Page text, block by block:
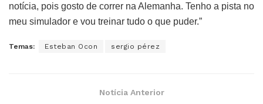
notícia, pois gosto de correr na Alemanha. Tenho a pista no
meu simulador e vou treinar tudo o que puder.”
Temas: Esteban Ocon sergio pérez
Notícia Anterior